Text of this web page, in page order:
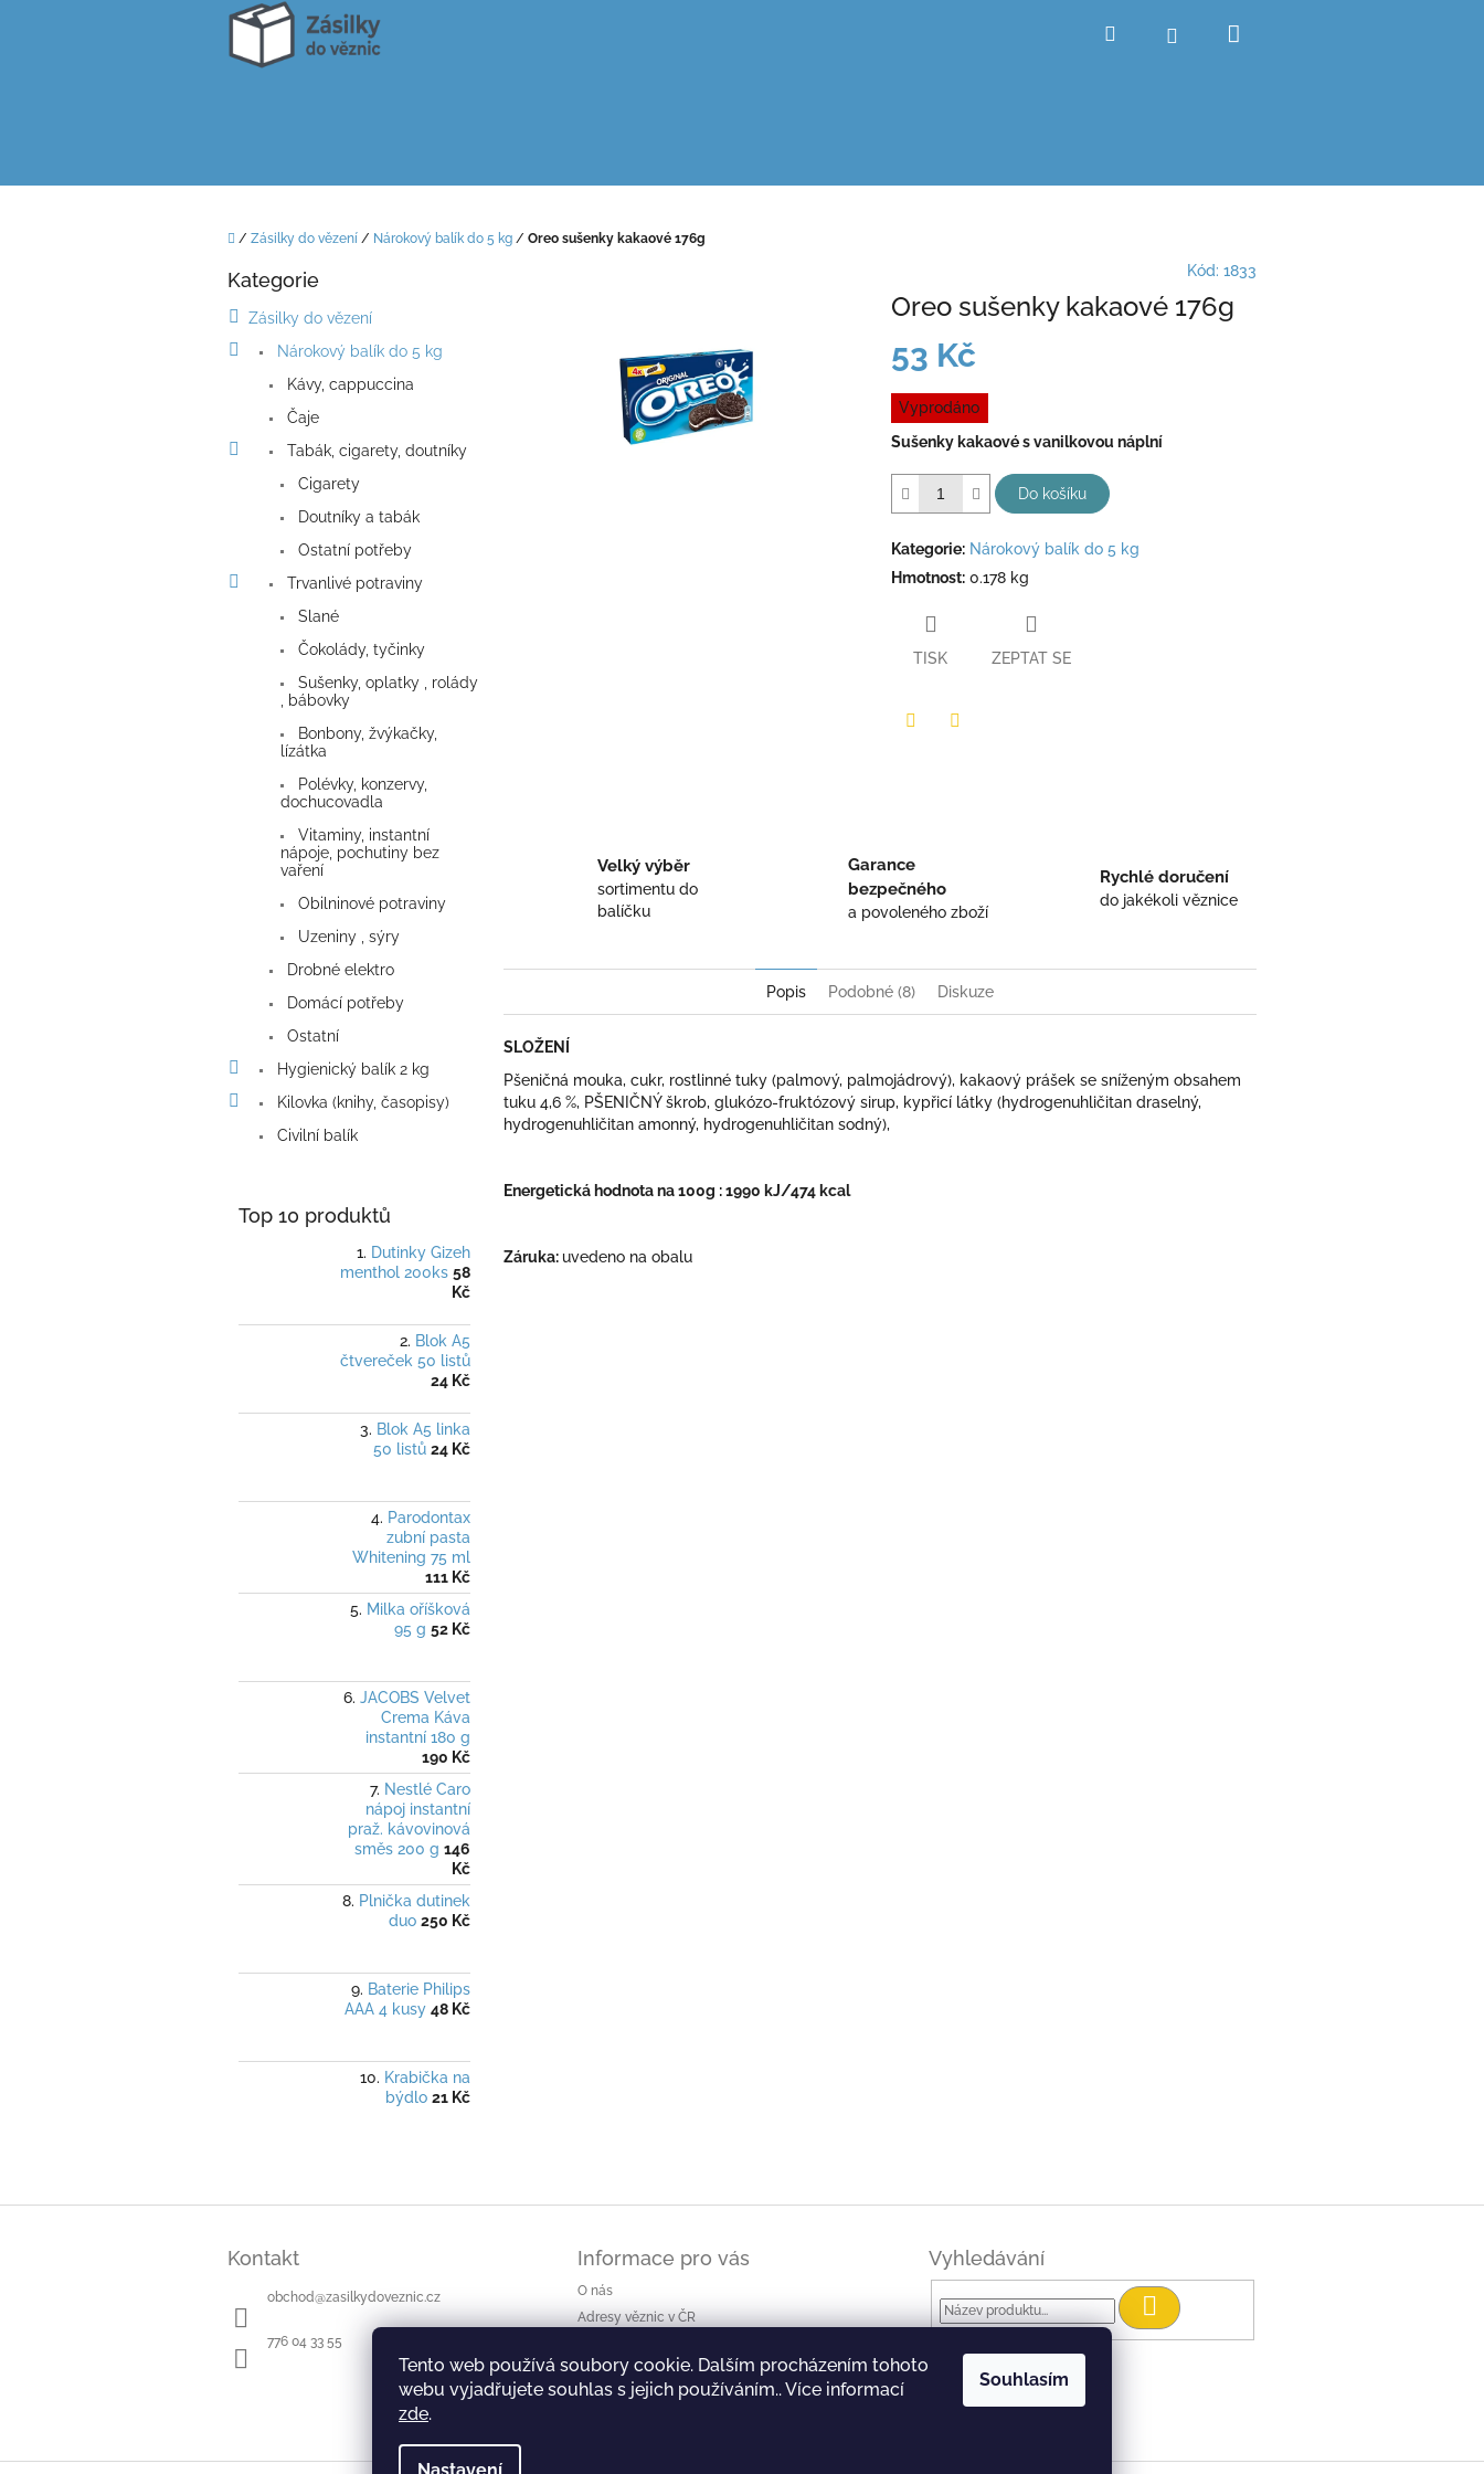
Tento web používá soubory cookie. Dalším procházením tohoto
webu vyjadřujete souhlas s jejich používáním.. Více informací
zde.
Souhlasím
Hledat Přihlášení
Domů
/ Zásilky do vězení / Nárokový balík do 5 kg / Oreo sušenky kakaové 176g
Přeskočit
Kategorie
Zásilky do vězení
Nárokový balík do 5 kg
Kávy, cappuccina
Čaje
Tabák, cigarety, doutníky
Cigarety
Doutníky a tabák
Ostatní potřeby
Trvanlivé potraviny
Slané
Čokolády, tyčinky
Sušenky, oplatky , rolády
, bábovky
Bonbony, žvýkačky,
lízátka
Polévky, konzervy,
dochucovadla
Vitaminy, instantní
nápoje, pochutiny bez
vaření
Obilninové potraviny
Uzeniny , sýry
Drobné elektro
Domácí potřeby
Ostatní
Hygienický balík 2 kg
Kilovka (knihy, časopisy)
Civilní balík
Top 10 produktů
Dutinky Gizeh
menthol 200ks 58
Kč
Blok A5
čtvereček 50 listů
24 Kč
Blok A5 linka
50 listů 24 Kč
Parodontax
zubní pasta
Whitening 75 ml
111 Kč
Milka oříšková
95 g 52 Kč
JACOBS Velvet
Crema Káva
instantní 180 g
190 Kč
Nestlé Caro
nápoj instantní
praž. kávovinová
směs 200 g 146
Kč
Plnička dutinek
duo 250 Kč
Baterie Philips
AAA 4 kusy 48 Kč
Krabička na
býdlo 21 Kč
Kód: 1833
Oreo sušenky kakaové 176g
53 Kč
Měrná
cena:
Vyprodáno
Sušenky kakaové s vanilkovou náplní
Do košíku
Kategorie: Nárokový balík do 5 kg
Hmotnost: 0.178 kg
TISK ZEPTAT SE
Velký výběr
sortimentu do
balíčku
Garance
bezpečného
a povoleného zboží
Rychlé doručení
do jakékoli věznice
Popis Podobné (8) Diskuze
SLOŽENÍ
Pšeničná mouka, cukr, rostlinné tuky (palmový, palmojádrový), kakaový prášek se sníženým obsahem
tuku 4,6 %, PŠENIČNÝ škrob, glukózo-fruktózový sirup, kypřicí látky (hydrogenuhličitan draselný,
hydrogenuhličitan amonný, hydrogenuhličitan sodný),
Energetická hodnota na 100g : 1990 kJ/474 kcal
Záruka: uvedeno na obalu
Kontakt
obchod@zasilkydoveznic.cz
776 04 33 55
Informace pro vás
O nás
Adresy věznic v ČR
Ke stažení
Obchodní podmínky
Vyhledávání
Hledat